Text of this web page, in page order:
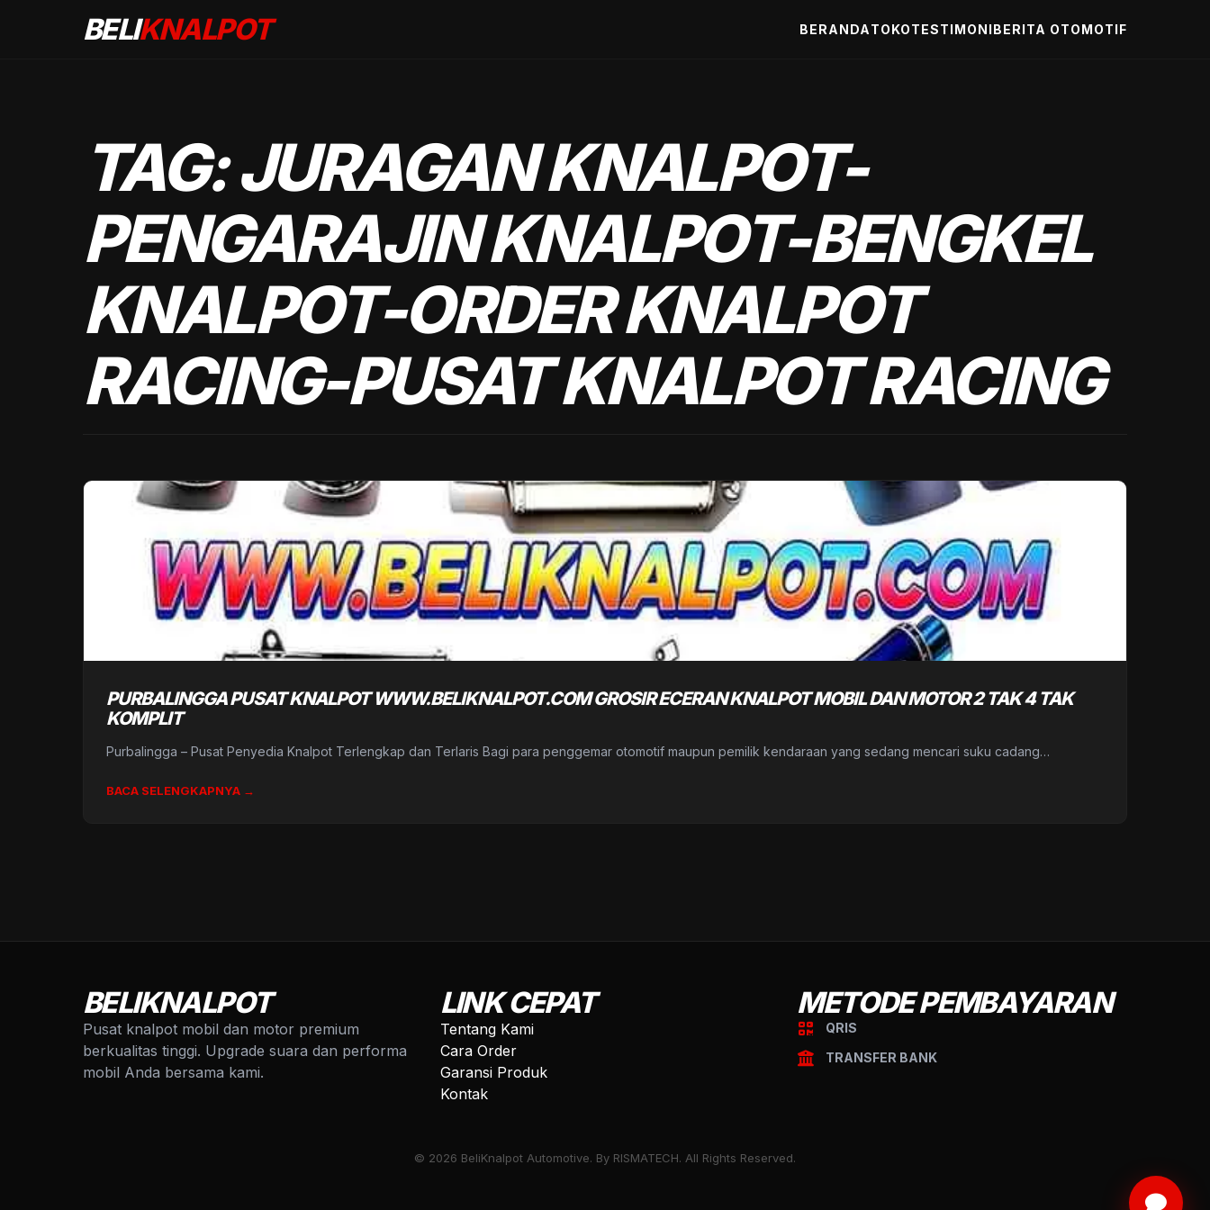
BELIKNALPOT BERANDATOKOTESTIMONIBERITA OTOMOTIF
TAG:JURAGAN KNALPOT-
PENGARAJIN KNALPOT-BENGKEL
KNALPOT-ORDER KNALPOT
RACING-PUSAT KNALPOT RACING
PURBALINGGA PUSAT KNALPOT WWW.BELIKNALPOT.COM GROSIR ECERAN KNALPOT MOBIL DAN MOTOR 2 TAK 4 TAK
KOMPLIT
Purbalingga – Pusat Penyedia Knalpot Terlengkap dan Terlaris Bagi para penggemar otomotif maupun pemilik kendaraan yang sedang mencari suku cadang…
BACA SELENGKAPNYA →
BELIKNALPOT
Pusat knalpot mobil dan motor premium
berkualitas tinggi. Upgrade suara dan performa
mobil Anda bersama kami.
LINK CEPAT
Tentang Kami
Cara Order
Garansi Produk
Kontak
METODE PEMBAYARAN
QRIS
TRANSFER BANK
© 2026 BeliKnalpot Automotive. By RISMATECH. All Rights Reserved.